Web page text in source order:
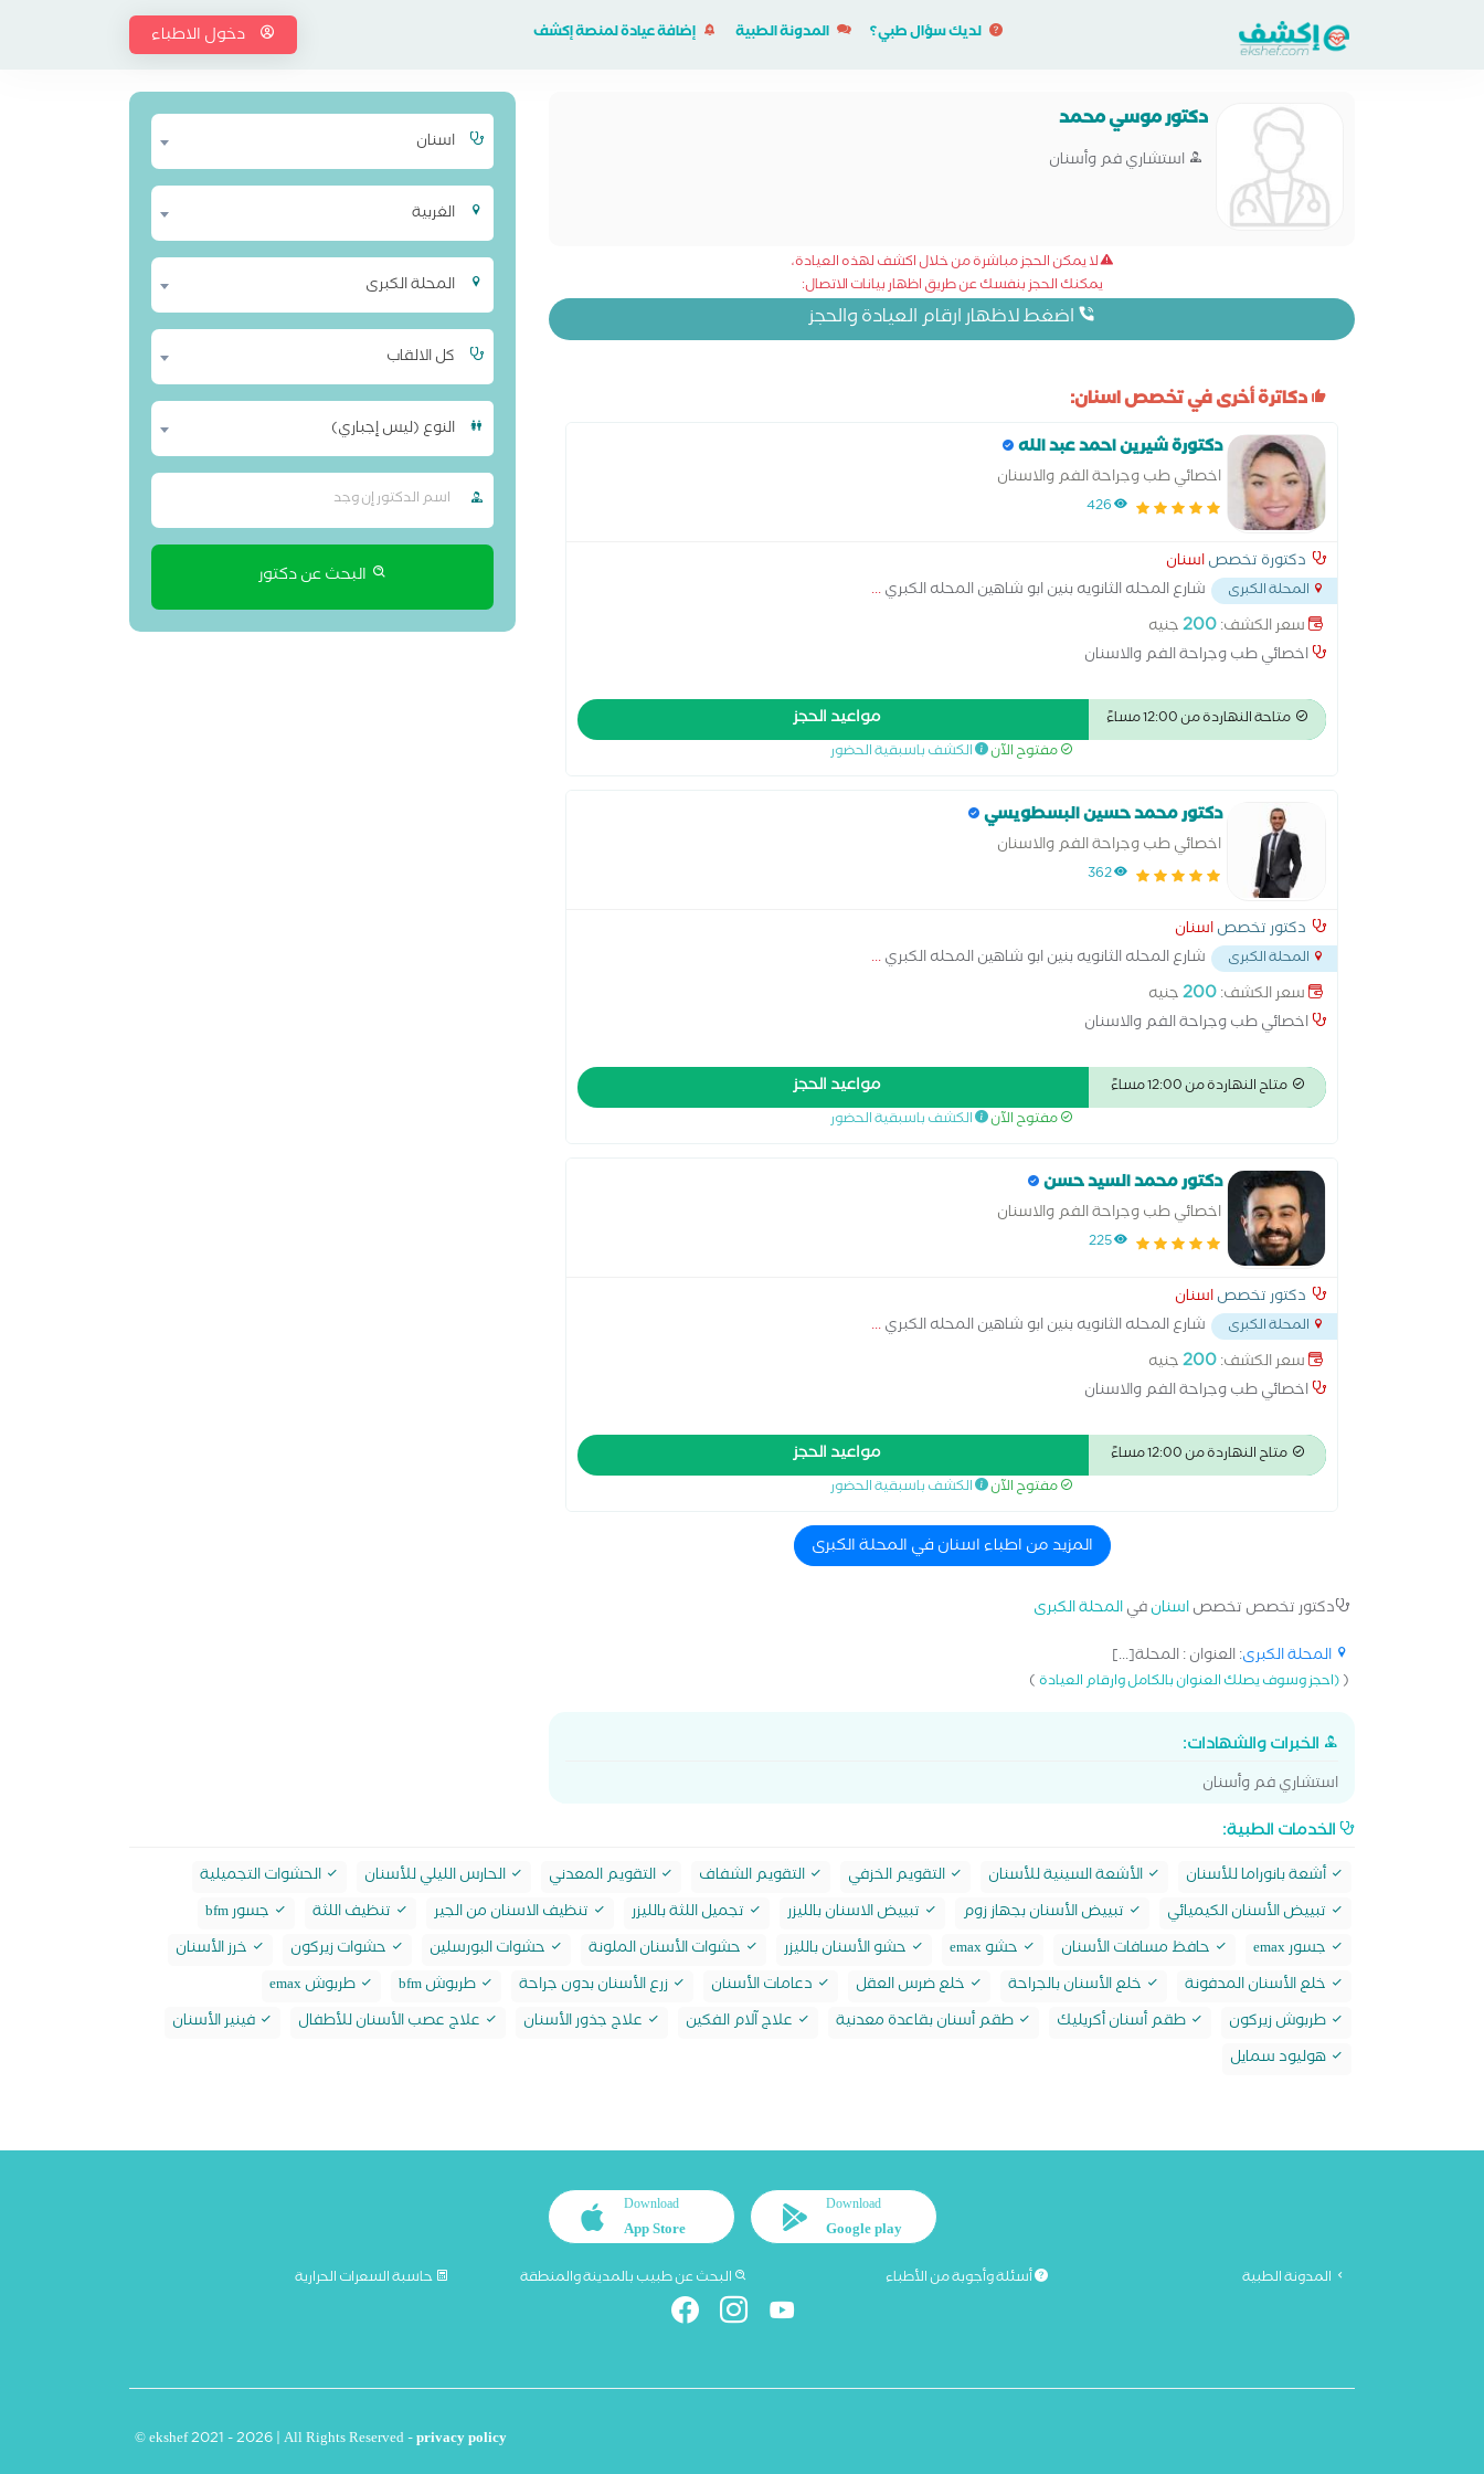
لديك سؤال طبي؟ المدونة الطبية إضافة عيادة لمنصة إكشف دخول الاطباء
دكتور موسي محمد
استشاري فم وأسنان
لا يمكن الحجز مباشرة من خلال اكشف لهذه العيادة،
يمكنك الحجز بنفسك عن طريق اظهار بيانات الاتصال:
اضغط لاظهار ارقام العيادة والحجز
دكاترة أخرى في تخصص اسنان:
دكتورة شيرين احمد عبد الله
اخصائي طب وجراحة الفم والاسنان
426
دكتورة تخصصاسنان
المحلة الكبرى شارع المحله الثانويه بنين ابو شاهين المحله الكبري...
سعر الكشف:200جنيه
اخصائي طب وجراحة الفم والاسنان
متاحة النهاردة من 12:00 مساءً مواعيد الحجز
مفتوح الآن الكشف باسبقية الحضور
دكتور محمد حسين البسطويسي
اخصائي طب وجراحة الفم والاسنان
362
دكتور تخصصاسنان
المحلة الكبرى شارع المحله الثانويه بنين ابو شاهين المحله الكبري...
سعر الكشف:200جنيه
اخصائي طب وجراحة الفم والاسنان
متاح النهاردة من 12:00 مساءً مواعيد الحجز
مفتوح الآن الكشف باسبقية الحضور
دكتور محمد السيد حسن
اخصائي طب وجراحة الفم والاسنان
225
دكتور تخصصاسنان
المحلة الكبرى شارع المحله الثانويه بنين ابو شاهين المحله الكبري...
سعر الكشف:200جنيه
اخصائي طب وجراحة الفم والاسنان
متاح النهاردة من 12:00 مساءً مواعيد الحجز
مفتوح الآن الكشف باسبقية الحضور
المزيد من اطباء اسنان في المحلة الكبرى
دكتور تخصص تخصصاسنانفيالمحلة الكبرى
المحلة الكبرى: العنوان : المحلة[...]
((احجز وسوف يصلك العنوان بالكامل وارقام العيادة)
الخبرات والشهادات:
استشاري فم وأسنان
اسنان
الغربية
المحلة الكبرى
كل الالقاب
النوع (ليس إجباري)
البحث عن دكتور
الخدمات الطبية:
أشعة بانوراما للأسنان الأشعة السينية للأسنان التقويم الخزفي التقويم الشفاف التقويم المعدني الحارس الليلي للأسنان
الحشوات التجميلية
تبييض الأسنان الكيميائي
تبييض الأسنان بجهاز زوم تبييض الاسنان بالليزر تجميل اللثة بالليزر تنظيف الاسنان من الجير تنظيف اللثة
جسور bfm
جسور emax
حافظ مسافات الأسنان حشو emax حشو الأسنان بالليزر حشوات الأسنان الملونة حشوات البورسلين حشوات زيركون
خرز الأسنان
خلع الأسنان المدفونة
خلع الأسنان بالجراحة خلع ضرس العقل دعامات الأسنان زرع الأسنان بدون جراحة طربوش bfm
طربوش emax
طربوش زيركون
طقم أسنان أكريليك طقم أسنان بقاعدة معدنية علاج آلام الفكين علاج جذور الأسنان علاج عصب الأسنان للأطفال
فينير الأسنان
هوليود سمايل
Download
Google play
Download
App Store
المدونة الطبية أسئلة وأجوبة من الأطباء البحث عن طبيب بالمدينة والمنطقة حاسبة السعرات الحرارية
© ekshef 2021 - 2026 | All Rights Reserved -privacy policy